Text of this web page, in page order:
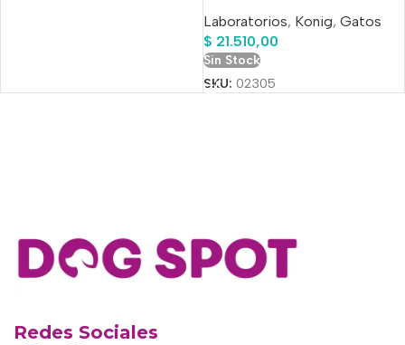
Laboratorios, Konig, Gatos
$ 21.510,00
Sin Stock
SKU: 02305
Redes Sociales